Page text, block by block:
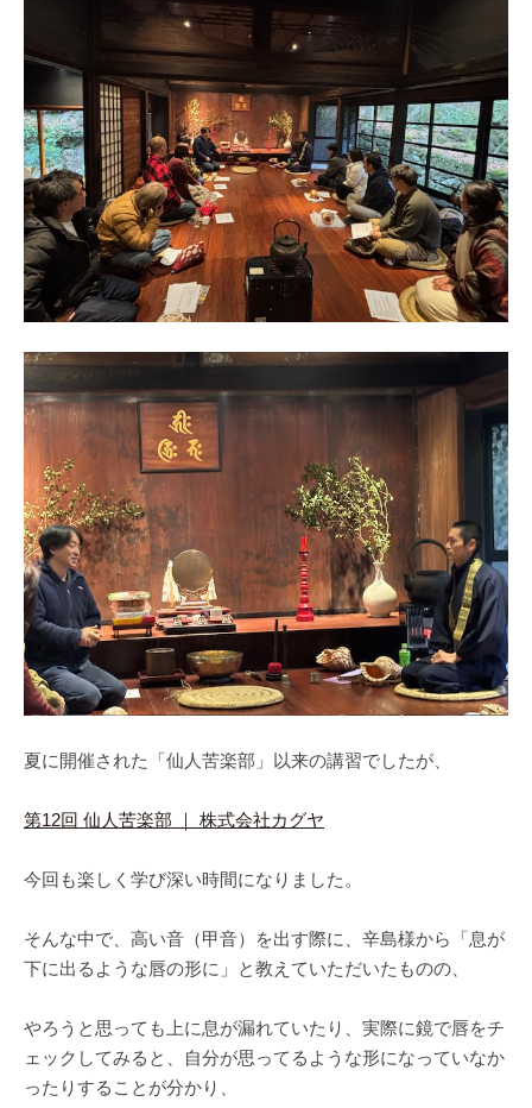
夏に開催された「仙人苦楽部」以来の講習でしたが、
第12回 仙人苦楽部 ｜ 株式会社カグヤ
今回も楽しく学び深い時間になりました。
そんな中で、高い音（甲音）を出す際に、辛島様から「息が
下に出るような唇の形に」と教えていただいたものの、
やろうと思っても上に息が漏れていたり、実際に鏡で唇をチ
ェックしてみると、自分が思ってるような形になっていなか
ったりすることが分かり、